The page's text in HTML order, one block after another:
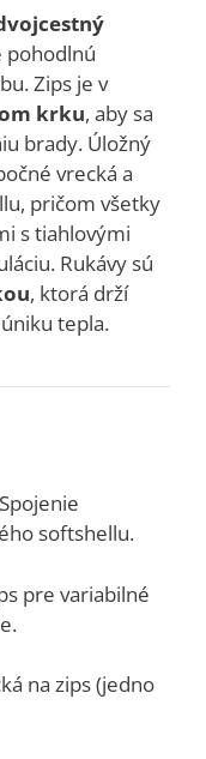
pohodlnú
Zips je v
krku, aby sa
brady. Úložný
vrecká a
pričom všetky
s tiahlovými
Rukávy sú
, ktorá drží
tepla.
Spojenie
softshellu.
pre variabilné
na zips (jedno